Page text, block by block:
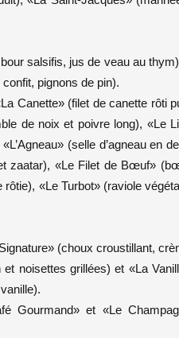
salsifis, jus de veau au
pignons de pin).
Canette» (filet de canette rôti
de noix et poivre long), «Le
(selle d’agneau en
zaatar), «Le Filet de Bœuf»
«Le Turbot» (raviole
(choux croustillant,
noisettes grillées) et «La
Gourmand» et «Le